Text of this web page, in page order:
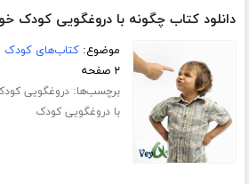
دانلود کتاب چگونه با دروغگویی کودک
موضوع:کتاب‌های کودک
۲ صفحه
برچسب‌ها:دروغگویی
با دروغگویی کودک